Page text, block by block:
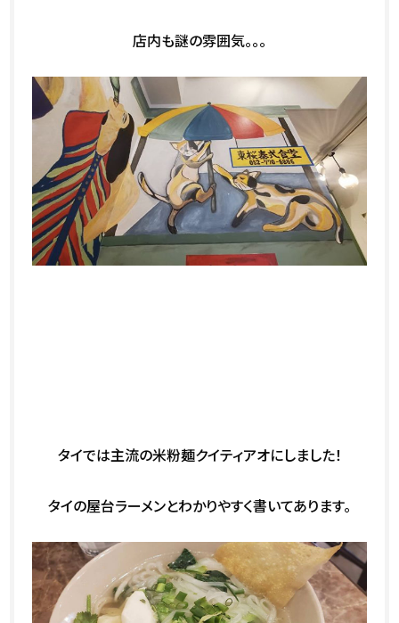
店内も謎の雰囲気。。。
タイでは主流の米粉麺クイティアオにしました！
タイの屋台ラーメンとわかりやすく書いてあります。